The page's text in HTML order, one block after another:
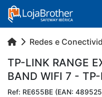
Redes e
TP-LINK RANGE
BAND WIFI 7 -
Ref: RE655BE (EAN: